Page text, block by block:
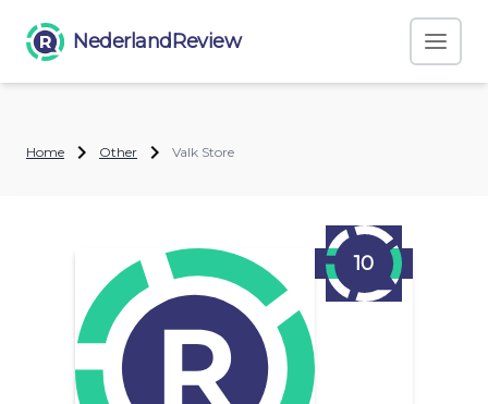
NederlandReview
Home Other Valk Store
10